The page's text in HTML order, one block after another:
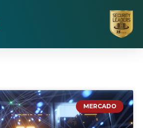
MERCADO